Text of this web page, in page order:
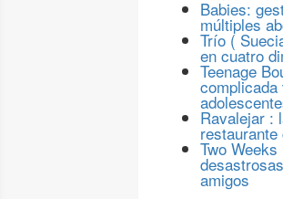
Babies:
múltiples
Trío (
en cuatro
Teenage
complicada
Ravalejar :
Two
amigos